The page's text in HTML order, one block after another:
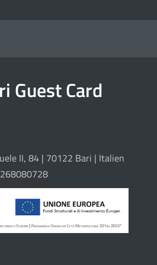
Guest Card
II, 84 | 70122 Bari | Italien